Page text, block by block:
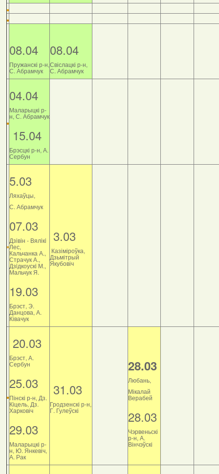
08.04
Пружанскі р-н,
С. Абрамчук
08.04
Свіслацкі р-н,
С. Абрамчук
04.04
Маларыцкі р-
н, С. Абрамчук
15.04
Брэсцкі р-н, А.
Сербун
5.03
Ляхаўцы,
С. Абрамчук
07.03
Дзiвiн - Вялiкi
Лес,
Кальчанка А.,
Страчук А.,
Дзiдкоускi М.,
Мальчук Я.
19.03
Брэст, Э.
Данцова, А.
Ківачук
3.03
Казіміроўка,
Дзьмітрый
Якубовіч
20.03
Брэст, А.
Сербун
25.03
Пінскі р-н, Дз.
Кіцель, Дз.
Харковіч
29.03
Маларыцкі р-
н, Ю. Янкевіч,
А. Рак
31.03
Гродзенскі р-н,
Г. Гулеўскі
28.03
Любань,
Мікалай
Верабей
28.03
Чэрвеньскі
р-н, А.
Вінчэўскі